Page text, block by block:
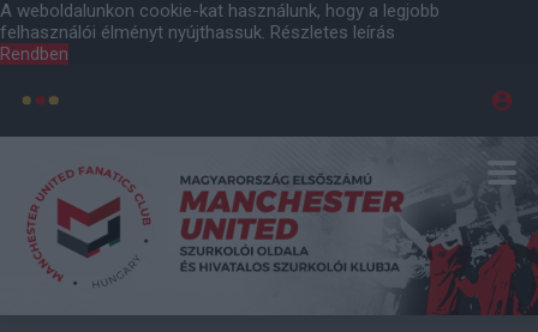
A weboldalunkon cookie-kat használunk, hogy a legjobb
felhasználói élményt nyújthassuk. Részletes leírás
Rendben